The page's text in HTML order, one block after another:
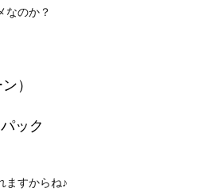
なのか？
）
ック
ますからね♪